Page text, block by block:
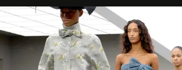
團市值一日蒸發 30 億美元，大眾擔心走
會忽略品牌的美學基礎，最後變成三不像
的首作所造成的話題及關注度，我們便知
簡單，一個嶄新的 Gucci 時代已經展開！